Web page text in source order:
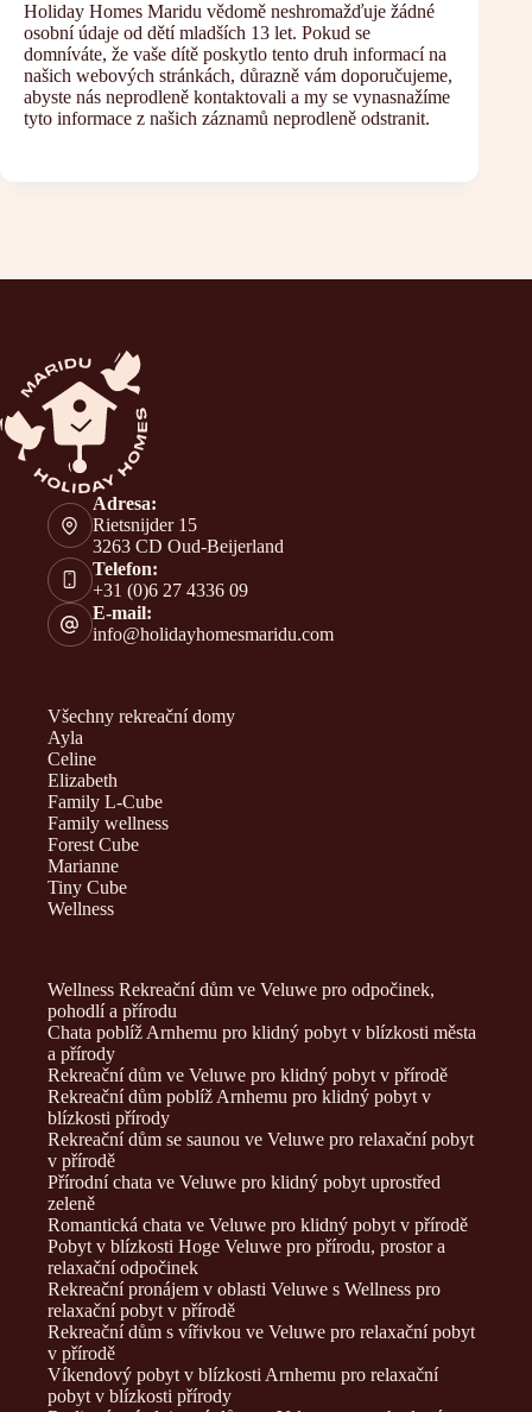
Holiday Homes Maridu vědomě neshromažďuje žádné
osobní údaje od dětí mladších 13 let. Pokud se
domníváte, že vaše dítě poskytlo tento druh informací na
našich webových stránkách, důrazně vám doporučujeme,
abyste nás neprodleně kontaktovali a my se vynasnažíme
tyto informace z našich záznamů neprodleně odstranit.
Adresa:
Rietsnijder 15
3263 CD Oud-Beijerland
Telefon:
+31 (0)6 27 4336 09
E-mail:
info@holidayhomesmaridu.com
Všechny rekreační domy
Ayla
Celine
Elizabeth
Family L-Cube
Family wellness
Forest Cube
Marianne
Tiny Cube
Wellness
Wellness Rekreační dům ve Veluwe pro odpočinek,
pohodlí a přírodu
Chata poblíž Arnhemu pro klidný pobyt v blízkosti města
a přírody
Rekreační dům ve Veluwe pro klidný pobyt v přírodě
Rekreační dům poblíž Arnhemu pro klidný pobyt v
blízkosti přírody
Rekreační dům se saunou ve Veluwe pro relaxační pobyt
v přírodě
Přírodní chata ve Veluwe pro klidný pobyt uprostřed
zeleně
Romantická chata ve Veluwe pro klidný pobyt v přírodě
Pobyt v blízkosti Hoge Veluwe pro přírodu, prostor a
relaxační odpočinek
Rekreační pronájem v oblasti Veluwe s Wellness pro
relaxační pobyt v přírodě
Rekreační dům s vířivkou ve Veluwe pro relaxační pobyt
v přírodě
Víkendový pobyt v blízkosti Arnhemu pro relaxační
pobyt v blízkosti přírody